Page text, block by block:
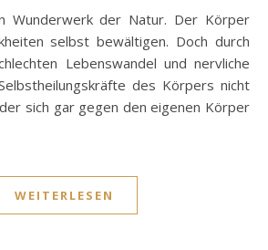
selbst bewältigen. Doch durch
Lebenswandel und nervliche
des Körpers nicht
sich gar gegen den eigenen Körper
WEITERLESEN